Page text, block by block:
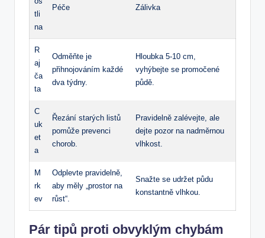
tli
na
Péče Zálivka
R
aj
ča
ta
Odměňte je
přihnojováním každé
dva týdny.
Hloubka 5-10 cm,
vyhýbejte se promočené
půdě.
C
uk
et
a
Řezání starých listů
pomůže prevenci
chorob.
Pravidelně zalévejte, ale
dejte pozor na nadměrnou
vlhkost.
M
rk
ev
Odplevte pravidelně,
aby měly „prostor na
růst“.
Snažte se udržet půdu
konstantně vlhkou.
Pár tipů proti obvyklým chybám